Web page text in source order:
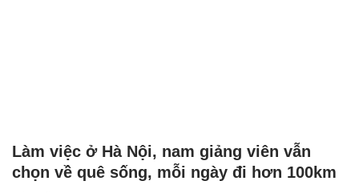
Làm việc ở Hà Nội, nam giảng viên vẫn
chọn về quê sống, mỗi ngày đi hơn 100km